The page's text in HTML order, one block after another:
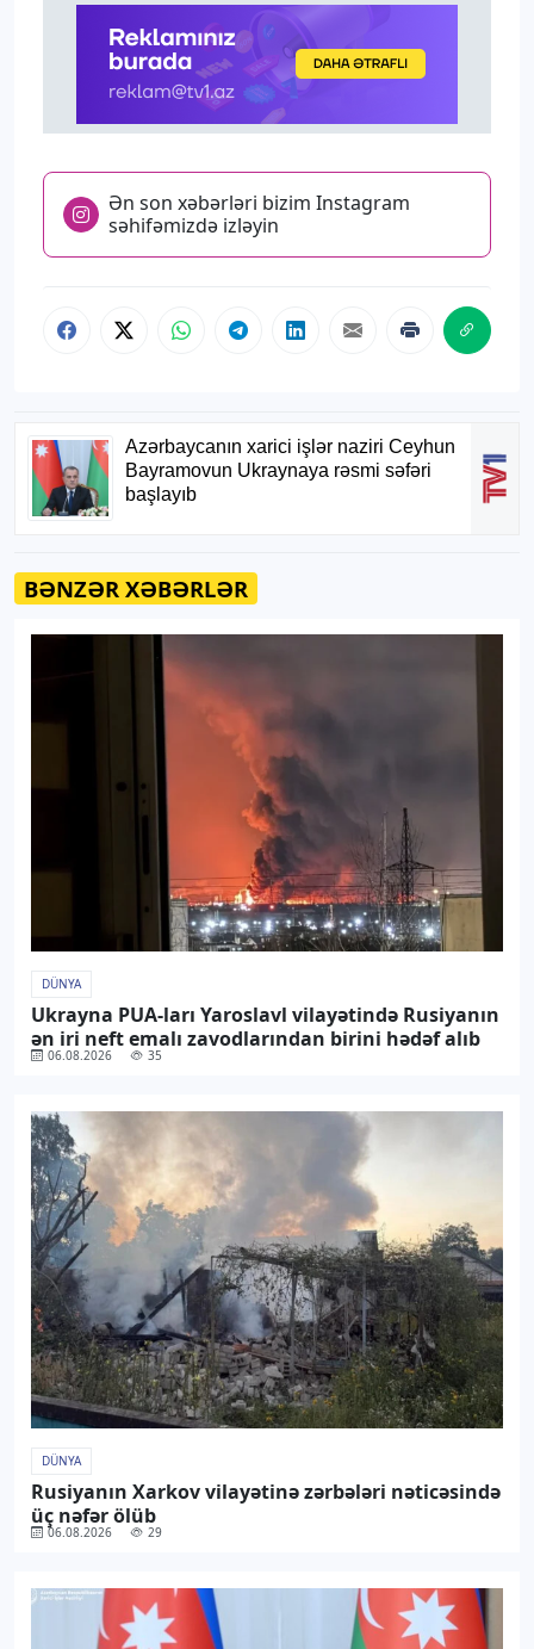
Ən son xəbərləri bizim Instagram
səhifəmizdə izləyin
BƏNZƏR XƏBƏRLƏR
DÜNYA
Ukrayna PUA-ları Yaroslavl vilayətində Rusiyanın
ən iri neft emalı zavodlarından birini hədəf alıb
06.08.2026 35
DÜNYA
Rusiyanın Xarkov vilayətinə zərbələri nəticəsində
üç nəfər ölüb
06.08.2026 29